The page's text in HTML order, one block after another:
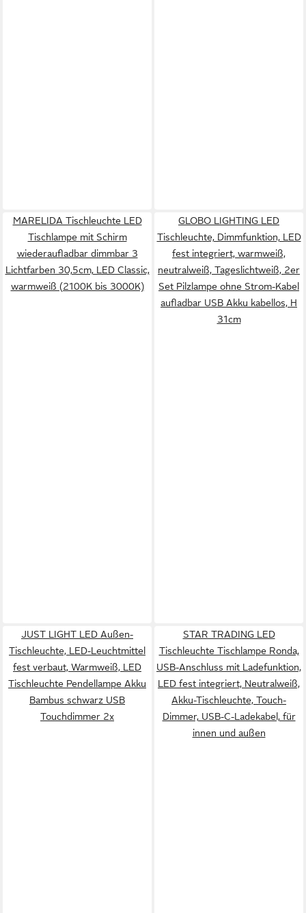
MARELIDA Tischleuchte LED
Tischlampe mit Schirm
wiederaufladbar dimmbar 3
Lichtfarben 30,5cm, LED Classic,
warmweiß (2100K bis 3000K)
GLOBO LIGHTING LED
Tischleuchte, Dimmfunktion, LED
fest integriert, warmweiß,
neutralweiß, Tageslichtweiß, 2er
Set Pilzlampe ohne Strom-Kabel
aufladbar USB Akku kabellos, H
31cm
JUST LIGHT LED Außen-
Tischleuchte, LED-Leuchtmittel
fest verbaut, Warmweiß, LED
Tischleuchte Pendellampe Akku
Bambus schwarz USB
Touchdimmer 2x
STAR TRADING LED
Tischleuchte Tischlampe Ronda,
USB-Anschluss mit Ladefunktion,
LED fest integriert, Neutralweiß,
Akku-Tischleuchte, Touch-
Dimmer, USB-C-Ladekabel, für
innen und außen